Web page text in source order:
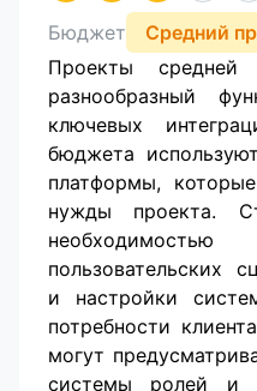
Бюджет
Средний
Проекты средней
разнообразный
ключевых
бюджета
платформы,
нужды проекта.
пользовательских
и настройки
потребности
могут
системы ролей и